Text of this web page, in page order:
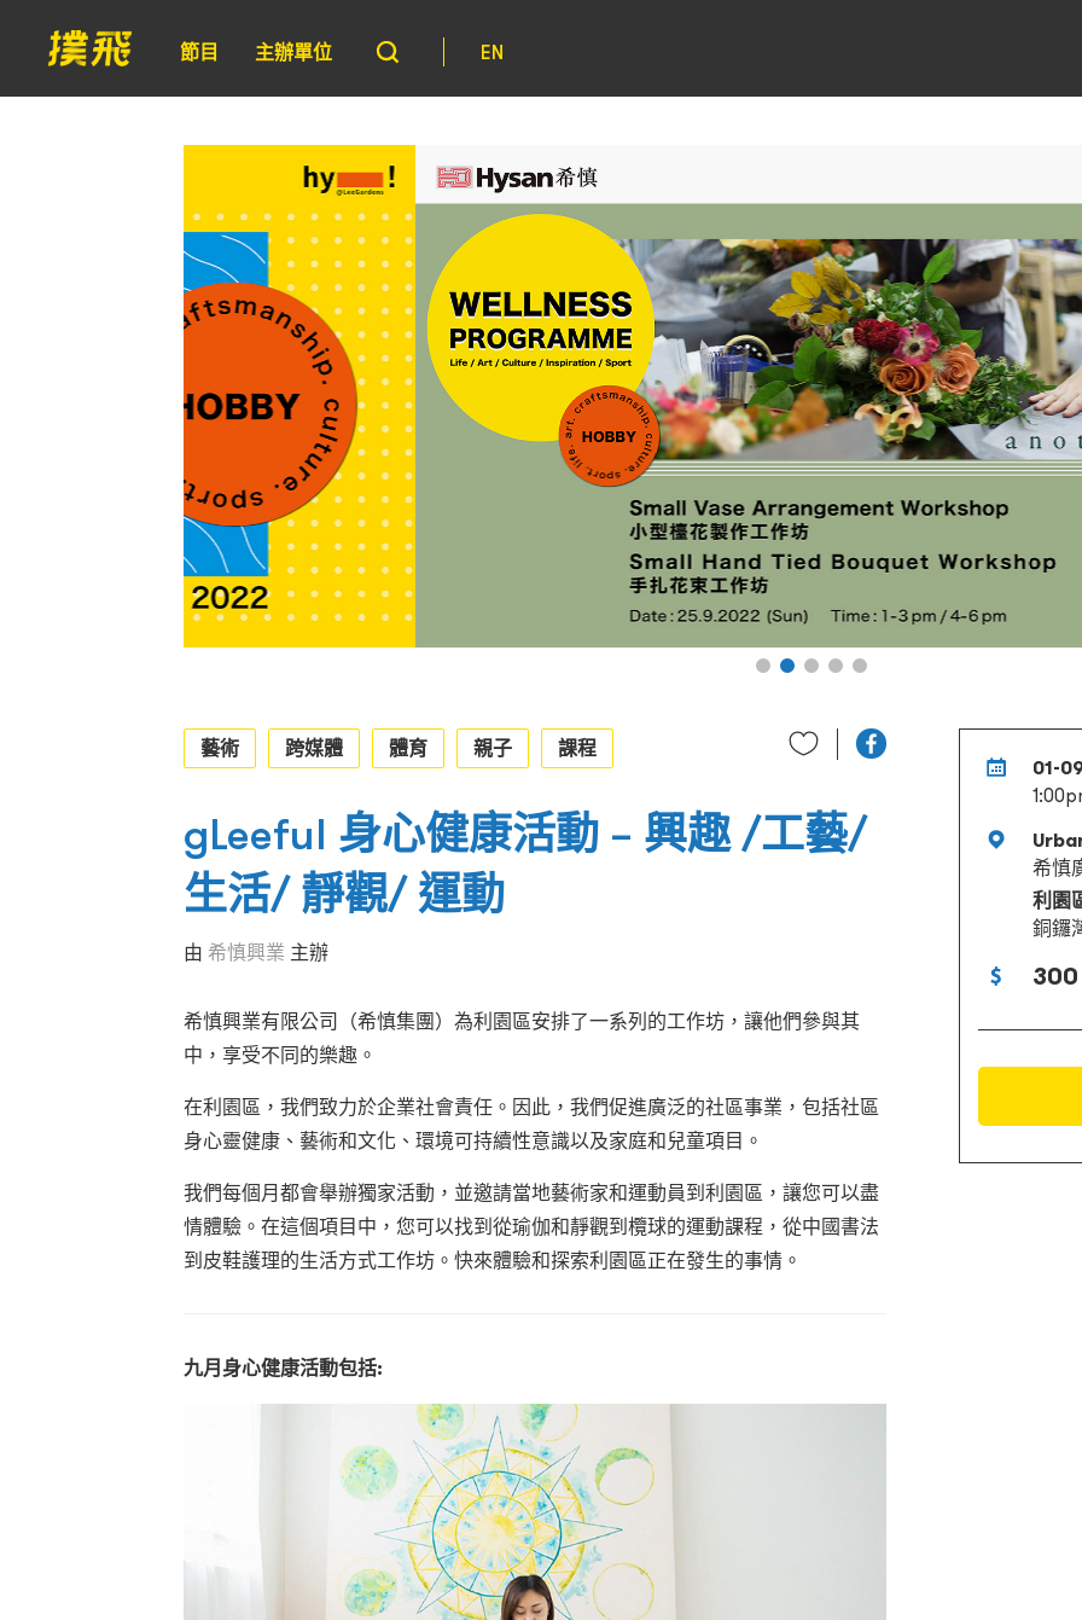
節目 主辦單位 EN
01-
希慎
利園
銅鑼
300
藝術 跨媒體 體育 親子 課程
gLeeful 身心健康活動 – 興趣 /工藝/
生活/ 靜觀/ 運動
由 希慎興業 主辦
希慎興業有限公司（希慎集團）為利園區安排了一系列的工作坊，讓他們參與其
中，享受不同的樂趣。
在利園區，我們致力於企業社會責任。因此，我們促進廣泛的社區事業，包括社區
身心靈健康 、藝術和文化、環境可持續性意識以及家庭和兒童項目。
我們每個月都會舉辦獨家活動，並邀請當地藝術家和運動員到利園區，讓您可以盡
情體驗。在這個項目中，您可以找到從瑜伽和靜觀到欖球的運動課程，從中國書法
到皮鞋護理的生活方式工作坊。快來體驗和探索利園區正在發生的事情。
九月身心健康活動包括: